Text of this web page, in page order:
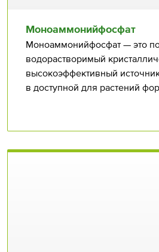
Моноаммонийфосфат
Моноаммонийфосфат — это
водорастворимый
высокоэффективный
в доступной для растений